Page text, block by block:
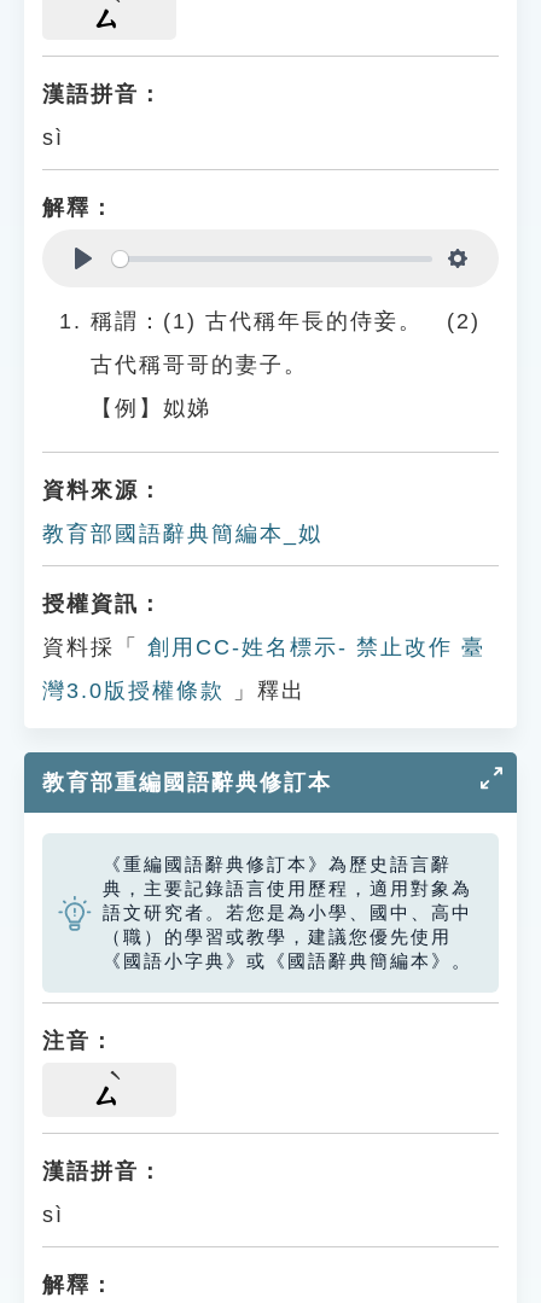
ㄙ
漢語拼音：
sì
解釋：
稱謂：(1) 古代稱年長的侍妾。 (2)
古代稱哥哥的妻子。
【例】姒娣
資料來源：
教育部國語辭典簡編本_姒
授權資訊：
資料採「
創用CC-姓名標示- 禁止改作 臺
灣3.0版授權條款
」釋出
教育部重編國語辭典修訂本
《重編國語辭典修訂本》為歷史語言辭
典，主要記錄語言使用歷程，適用對象為
語文研究者。若您是為小學、國中、高中
（職）的學習或教學，建議您優先使用
《國語小字典》或《國語辭典簡編本》。
注音：
ㄙ
漢語拼音：
sì
解釋：